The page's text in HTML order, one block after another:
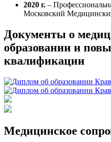
2020 г. –
Московский
Документы о
образовании и
квалификации
Медицинское